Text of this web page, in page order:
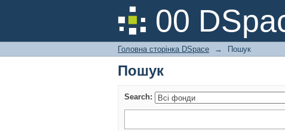
00
Пошук
Головна сторінка DSpace → Пошук
Пошук
Search: